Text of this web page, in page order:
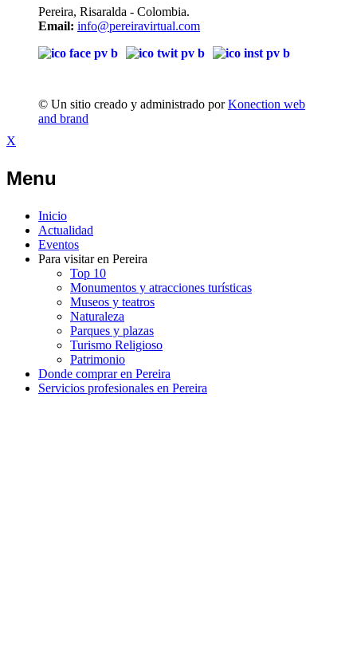
Pereira, Risaralda - Colombia.
Email: info@pereiravirtual.com
© Un sitio creado y administrado porKonection web
and brand
X
Menu
Inicio
Actualidad
Eventos
Para visitar en Pereira
Top 10
Monumentos y atracciones turísticas
Museos y teatros
Naturaleza
Parques y plazas
Turismo Religioso
Patrimonio
Donde comprar en Pereira
Servicios profesionales en Pereira